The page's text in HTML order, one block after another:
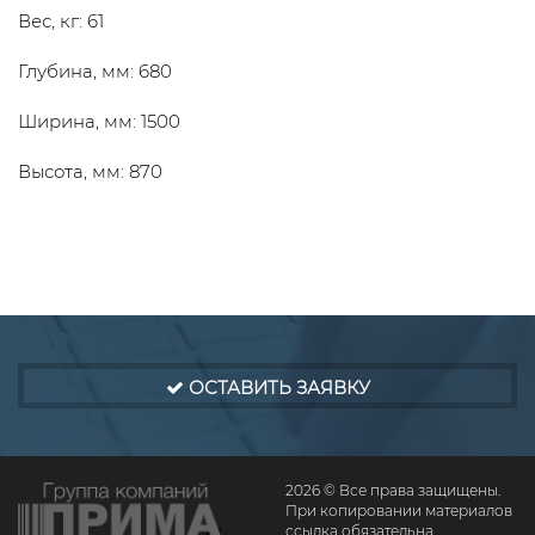
Вес, кг: 61
Глубина, мм: 680
Ширина, мм: 1500
Высота, мм: 870
ОСТАВИТЬ ЗАЯВКУ
2026 © Все права защищены.
При копировании материалов
ссылка обязательна